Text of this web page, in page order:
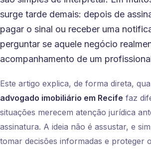
surge tarde demais: depois de
pagar o sinal ou receber uma
perguntar se aquele negócio
acompanhamento de um
Este artigo explica, de forma direta,
advogado imobiliário em Recife faz
situações merecem atenção jurídica
assinatura. A ideia não é assustar, e
tomar decisões informadas e proteger